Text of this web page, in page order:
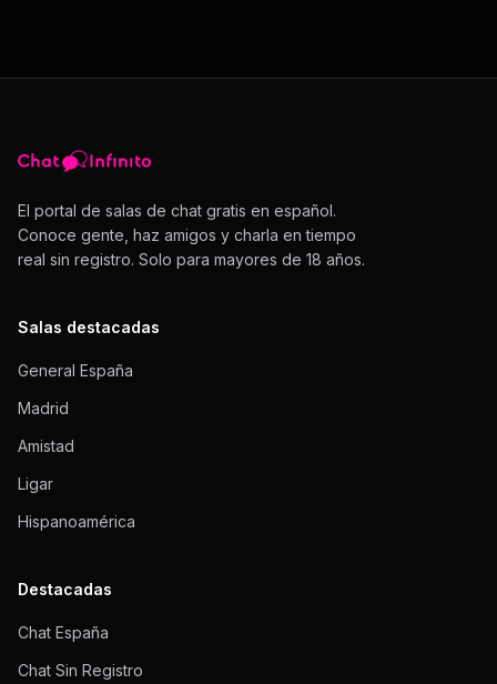
El portal de salas de chat gratis en español.
Conoce gente, haz amigos y charla en tiempo
real sin registro. Solo para mayores de 18 años.
Salas destacadas
General España
Madrid
Amistad
Ligar
Hispanoamérica
Destacadas
Chat España
Chat Sin Registro